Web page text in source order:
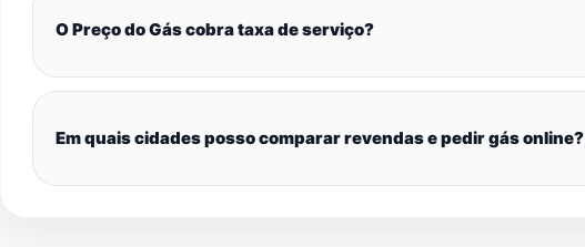
O Preço do Gás cobra taxa de serviço?
Em quais cidades posso comparar revendas e pedir gás online?